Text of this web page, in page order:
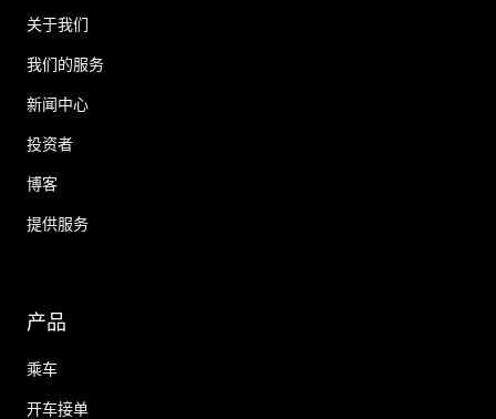
关于我们
我们的服务
新闻中心
投资者
博客
提供服务
产品
乘车
开车接单